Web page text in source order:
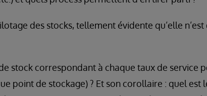
des stocks, tellement évidente qu’elle
stock correspondant à chaque taux de service
point de stockage) ? Et son corollaire : quel est